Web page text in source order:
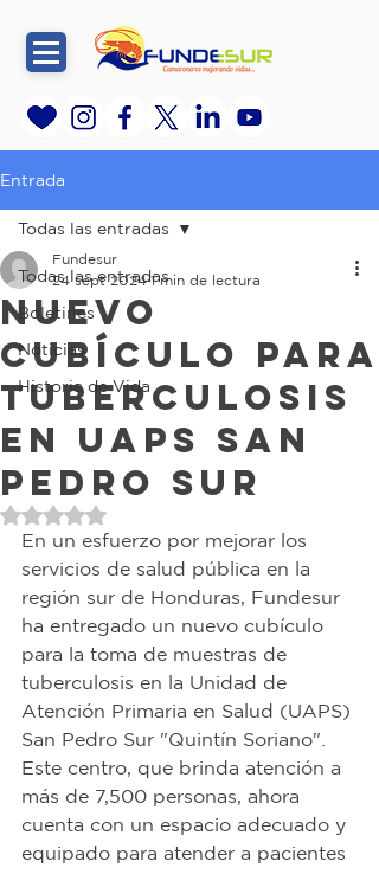
Entrada
Todas las entradas
Boletines
Noticias
Historia de Vida
Todas las entradas
Nuevo
Cubículo para
Tuberculosis
en UAPS San
Pedro Sur
Fundesur
24 sept 2024 1 min de lectura
Obtuvo NaN de 5 estrellas.
En un esfuerzo por mejorar los
servicios de salud pública en la
región sur de Honduras, Fundesur
ha entregado un nuevo cubículo
para la toma de muestras de
tuberculosis en la Unidad de
Atención Primaria en Salud (UAPS)
San Pedro Sur "Quintín Soriano".
Este centro, que brinda atención a
más de 7,500 personas, ahora
cuenta con un espacio adecuado y
equipado para atender a pacientes